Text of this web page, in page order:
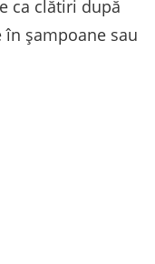
ca clătiri după
șampoane sau